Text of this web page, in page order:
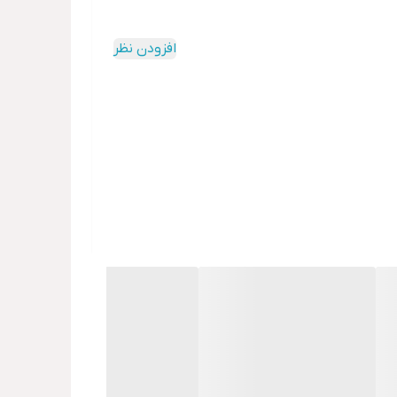
افزودن نظر